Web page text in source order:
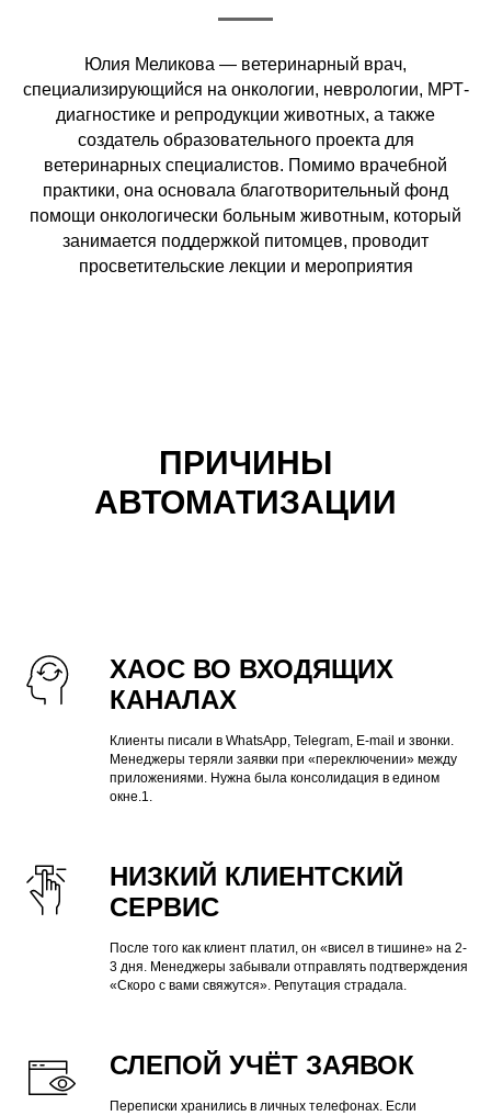
Юлия Меликова — ветеринарный врач,
специализирующийся на онкологии, неврологии, МРТ-
диагностике и репродукции животных, а также
создатель образовательного проекта для
ветеринарных специалистов. Помимо врачебной
практики, она основала благотворительный фонд
помощи онкологически больным животным, который
занимается поддержкой питомцев, проводит
просветительские лекции и мероприятия
ПРИЧИНЫ
АВТОМАТИЗАЦИИ
ХАОС ВО ВХОДЯЩИХ
КАНАЛАХ
Клиенты писали в WhatsApp, Telegram, E-mail и звонки.
Менеджеры теряли заявки при «переключении» между
приложениями. Нужна была консолидация в едином
окне.1.
НИЗКИЙ КЛИЕНТСКИЙ
СЕРВИС
После того как клиент платил, он «висел в тишине» на 2-
3 дня. Менеджеры забывали отправлять подтверждения
«Скоро с вами свяжутся». Репутация страдала.
СЛЕПОЙ УЧЁТ ЗАЯВОК
Переписки хранились в личных телефонах. Если